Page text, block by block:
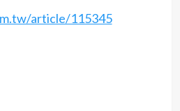
article/115345